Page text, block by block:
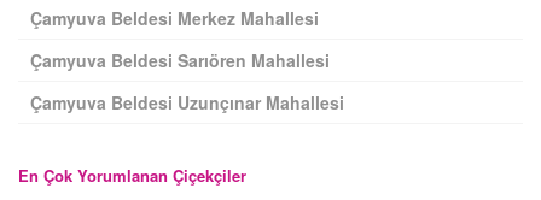
Çamyuva Beldesi Merkez Mahallesi
Çamyuva Beldesi Sarıören Mahallesi
Çamyuva Beldesi Uzunçınar Mahallesi
En Çok Yorumlanan Çiçekçiler